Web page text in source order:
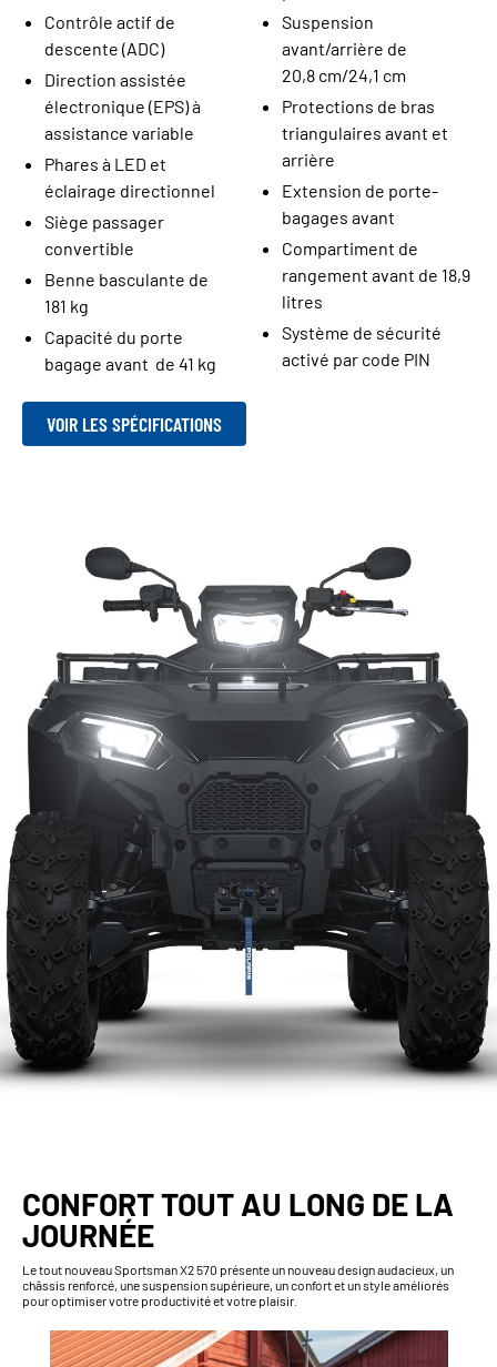
Contrôle actif de
descente (ADC)
Direction assistée
électronique (EPS) à
assistance variable
Phares à LED et
éclairage directionnel
Siège passager
convertible
Benne basculante de
181 kg
Capacité du porte
bagage avant de 41 kg
Suspension
avant/arrière de
20,8 cm/24,1 cm
Protections de bras
triangulaires avant et
arrière
Extension de porte-
bagages avant
Compartiment de
rangement avant de 18,9
litres
Système de sécurité
activé par code PIN
VOIR LES SPÉCIFICATIONS
CONFORT TOUT AU LONG DE LA
JOURNÉE
Le tout nouveau Sportsman X2 570 présente un nouveau design audacieux, un
châssis renforcé, une suspension supérieure, un confort et un style améliorés
pour optimiser votre productivité et votre plaisir.